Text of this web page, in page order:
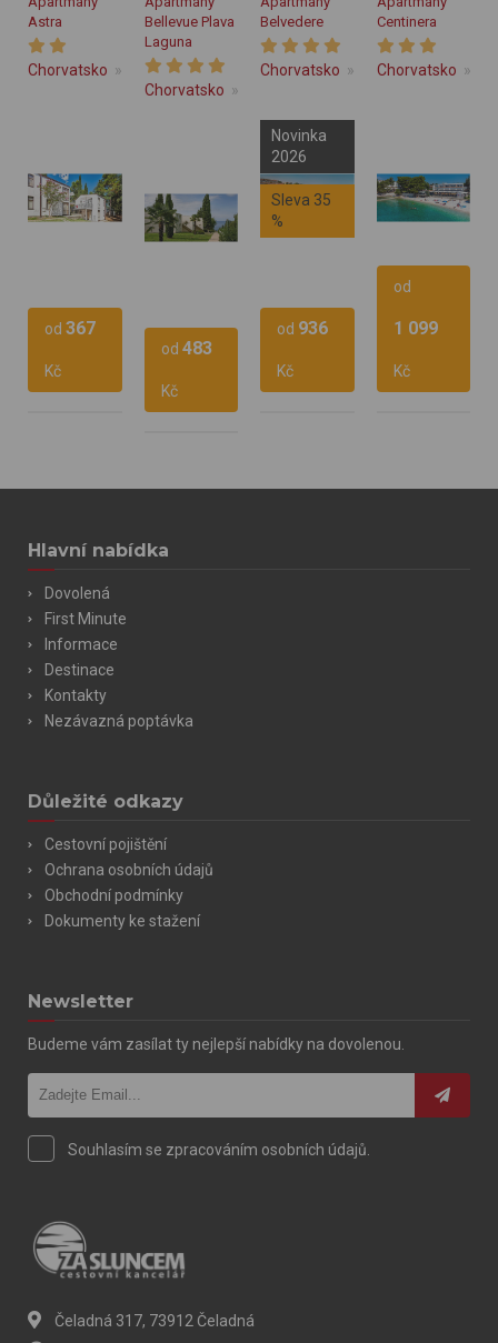
Astra
Chorvatsko Istrie Poreč
Vlastní
Vlastní
od 367
Kč
Bellevue Plava
Laguna
Chorvatsko
Vlastní
Vlastní
od 483
Kč
Belvedere
Chorvatsko Istrie Vrsar
Novinka
2026
Sleva 35
%
Vlastní
Vlastní
od 936
Kč
Centinera
Chorvatsko
Vlastní
Vlastní
od
1 099
Kč
Hlavní nabídka
Dovolená
First Minute
Informace
Destinace
Kontakty
Nezávazná poptávka
Důležité odkazy
Cestovní pojištění
Ochrana osobních údajů
Obchodní podmínky
Dokumenty ke stažení
Newsletter
Budeme vám zasílat ty nejlepší nabídky na dovolenou.
Souhlasím se zpracováním osobních údajů.
Čeladná 317, 73912 Čeladná